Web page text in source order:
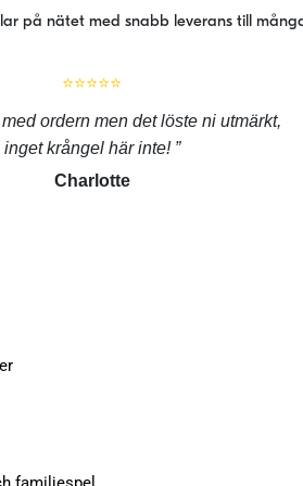
på nätet med snabb leverans till
⭐⭐⭐⭐⭐
ordern men det löste ni utmärkt,
inget krångel här inte!
Charlotte